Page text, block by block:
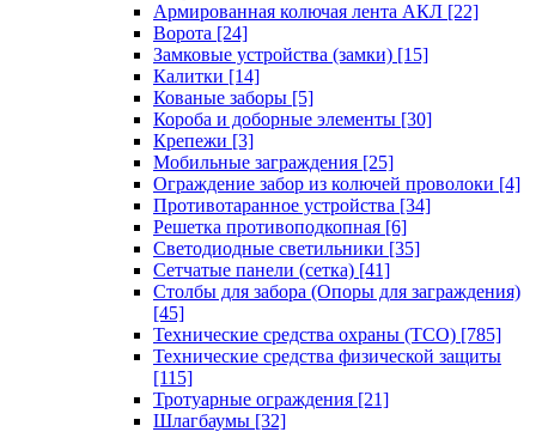
Армированная колючая лента АКЛ [22]
Ворота [24]
Замковые устройства (замки) [15]
Калитки [14]
Кованые заборы [5]
Короба и доборные элементы [30]
Крепежи [3]
Мобильные заграждения [25]
Ограждение забор из колючей проволоки [4]
Противотаранное устройства [34]
Решетка противоподкопная [6]
Светодиодные светильники [35]
Сетчатые панели (сетка) [41]
Столбы для забора (Опоры для заграждения)
[45]
Технические средства охраны (ТСО) [785]
Технические средства физической защиты
[115]
Тротуарные ограждения [21]
Шлагбаумы [32]